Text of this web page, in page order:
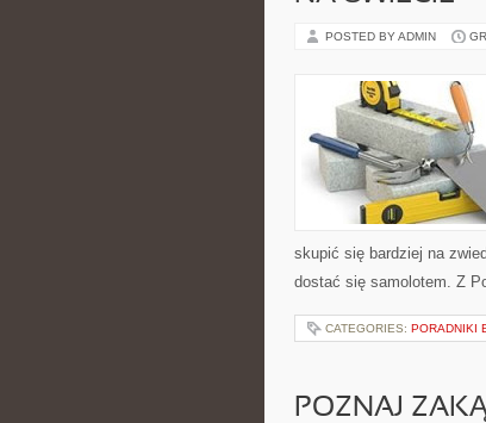
POSTED BY ADMIN
skupić się bardziej na
dostać się samolotem. Z
CATEGORIES: PORADNIKI
POZNAJ